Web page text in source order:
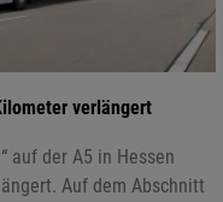
verlängert
auf der A5 in Hessen
Auf dem Abschnitt